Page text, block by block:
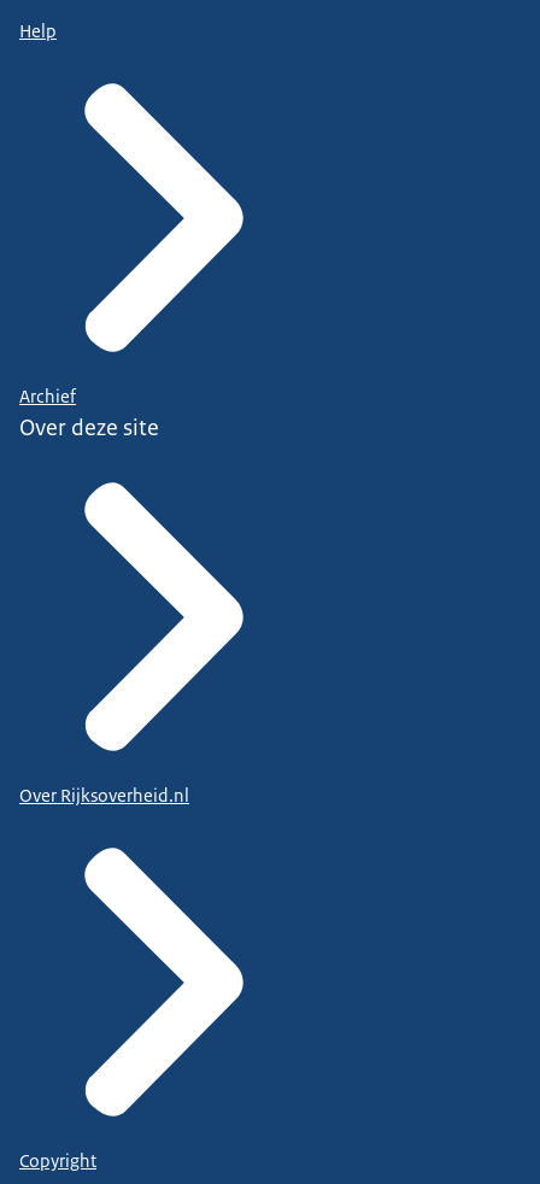
Help
Archief
Over deze site
Over Rijksoverheid.nl
Copyright